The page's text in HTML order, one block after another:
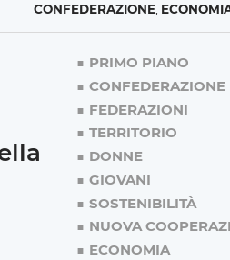
,ECONOMIA
PRIMO PIANO
CONFEDERAZIONE
FEDERAZIONI
TERRITORIO
DONNE
GIOVANI
SOSTENIBILITÀ
NUOVA
ECONOMIA